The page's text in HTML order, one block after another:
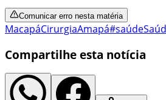
Comunicar erro nesta matéria
MacapáCirurgiaAmapá#saúde
Compartilhe esta notícia